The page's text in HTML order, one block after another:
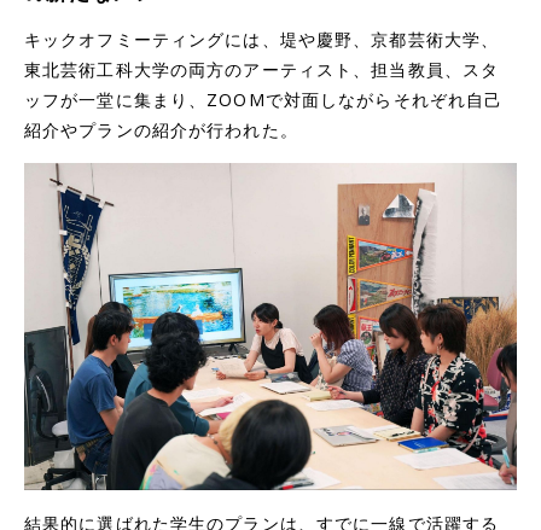
キックオフミーティングには、堤や慶野、京都芸術大学、
東北芸術工科大学の両方のアーティスト、担当教員、スタ
ッフが一堂に集まり、ZOOMで対面しながらそれぞれ自己
紹介やプランの紹介が行われた。
結果的に選ばれた学生のプランは、すでに一線で活躍する